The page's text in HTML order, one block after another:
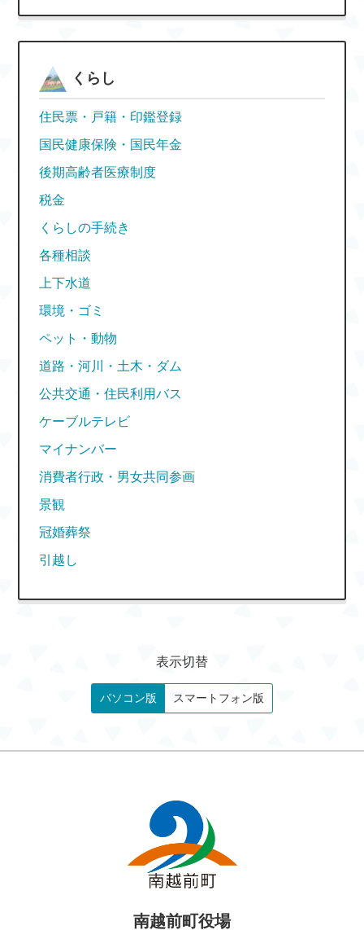
くらし
住民票・戸籍・印鑑登録
国民健康保険・国民年金
後期高齢者医療制度
税金
くらしの手続き
各種相談
上下水道
環境・ゴミ
ペット・動物
道路・河川・土木・ダム
公共交通・住民利用バス
ケーブルテレビ
マイナンバー
消費者行政・男女共同参画
景観
冠婚葬祭
引越し
表示切替
パソコン版 スマートフォン版
南越前町役場